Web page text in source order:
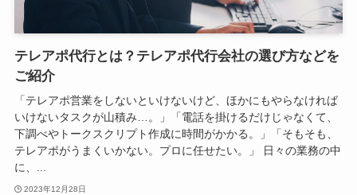
テレアポ代行とは？テレアポ代行会社の選び方などを
ご紹介
「テレアポ営業をしないといけないけど、ほかにもやらなければ
いけないタスクが山積み…。」「電話を掛けるだけじゃなくて、
下調べやトークスクリプト作成に時間がかかる。」「そもそも、
テレアポがうまくいかない。プロに任せたい。」 日々の業務の中
に、...
2023年12月28日